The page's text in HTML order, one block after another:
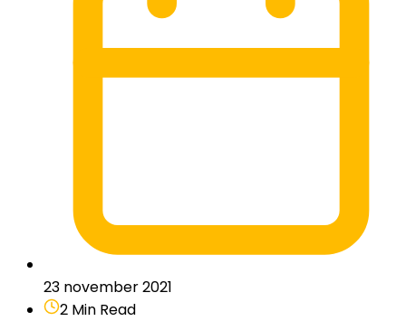
23 november 2021
2 Min Read